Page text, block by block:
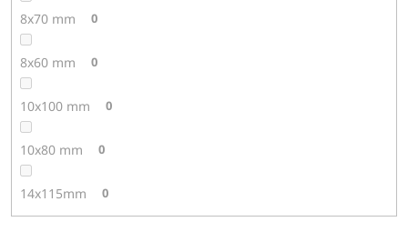
8x70 mm 0
8x60 mm 0
10x100 mm 0
10x80 mm 0
14x115mm 0